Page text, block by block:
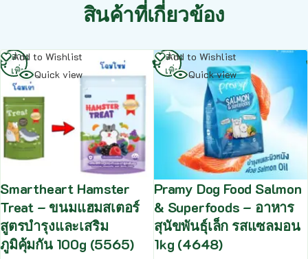
สินค้าที่เกี่ยวข้อง
Add to Wishlist
Quick view
Smartheart Hamster
Treat – ขนมแฮมสเตอร์
สูตรบำรุงและเสริม
ภูมิคุ้มกัน 100g (5565)
อ่าน
เพิ่ม
Add to Wishlist
Quick view
Pramy Dog Food Salmon
& Superfoods – อาหาร
สุนัขพันธุ์เล็ก รสแซลมอน
1kg (4648)
อ่าน
เพิ่ม